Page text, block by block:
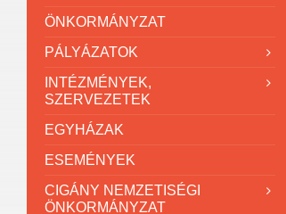
ÖNKORMÁNYZAT
PÁLYÁZATOK
INTÉZMÉNYEK,
SZERVEZETEK
EGYHÁZAK
ESEMÉNYEK
CIGÁNY NEMZETISÉGI
ÖNKORMÁNYZAT